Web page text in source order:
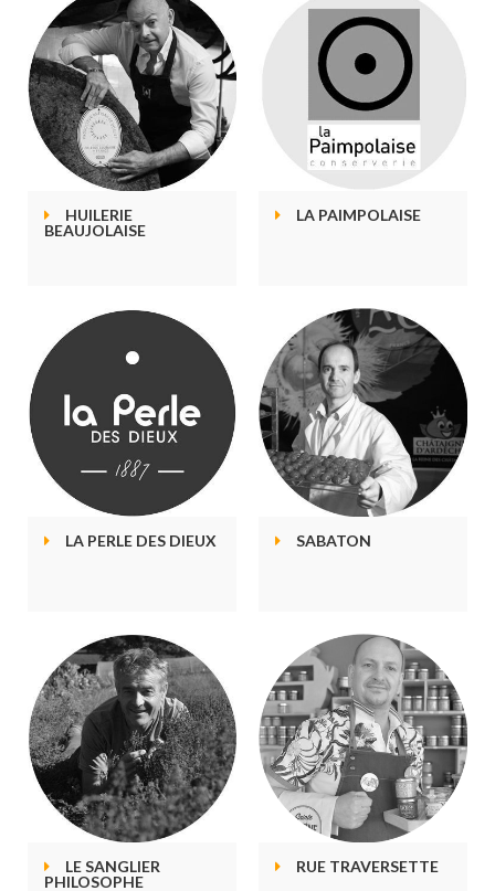
HUILERIE
BEAUJOLAISE
LA PAIMPOLAISE
LA PERLE DES DIEUX SABATON
LE SANGLIER
PHILOSOPHE
RUE TRAVERSETTE